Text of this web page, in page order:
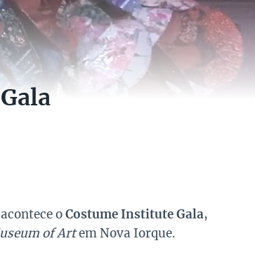
oCostume Institute Gala,
of Artem Nova Iorque.